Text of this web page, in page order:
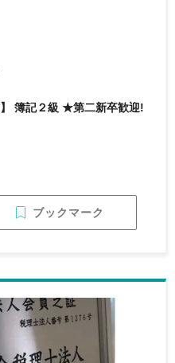
ブックマーク